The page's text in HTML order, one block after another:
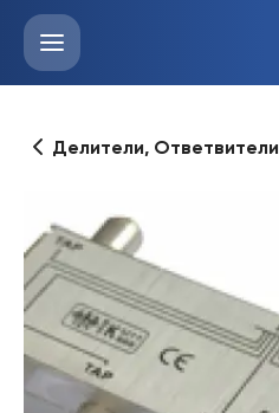
Делители, Ответвители